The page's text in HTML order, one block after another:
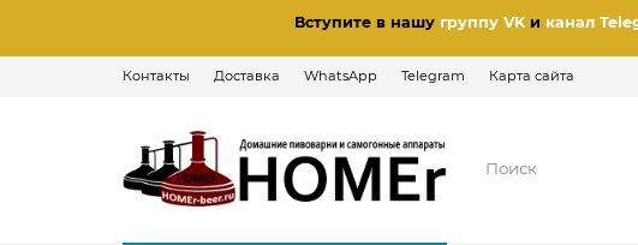
Вступите в нашу группу VKи канал
Контакты Доставка WhatsApp Telegram Карта сайта